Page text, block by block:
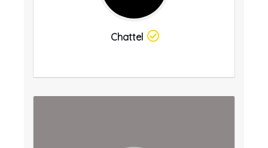
Chattel